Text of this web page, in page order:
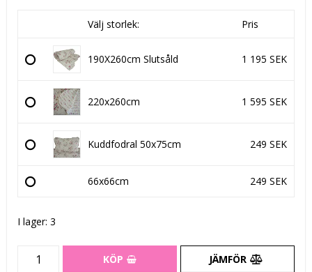
Välj storlek: Pris
190X260cm Slutsåld 1 195 SEK
220x260cm 1 595 SEK
Kuddfodral 50x75cm 249 SEK
66x66cm 249 SEK
I lager: 3
KÖP JÄMFÖR